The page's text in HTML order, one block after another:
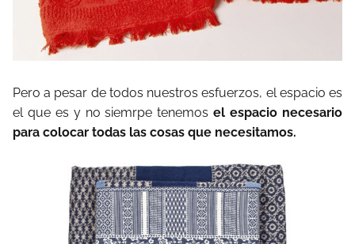
Pero a pesar de todos nuestros esfuerzos, el espacio es
el que es y no siemrpe tenemos el espacio necesario
para colocar todas las cosas que necesitamos.